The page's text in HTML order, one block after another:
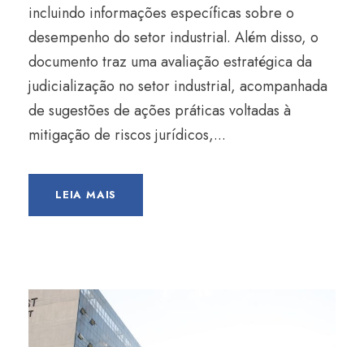
incluindo informações específicas sobre o
desempenho do setor industrial. Além disso, o
documento traz uma avaliação estratégica da
judicialização no setor industrial, acompanhada
de sugestões de ações práticas voltadas à
mitigação de riscos jurídicos,...
LEIA MAIS